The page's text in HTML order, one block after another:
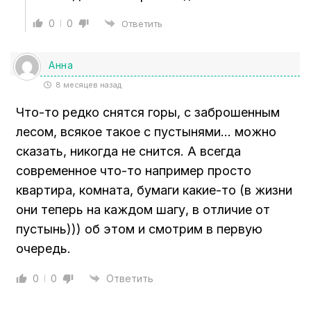
0 0 Ответить
Анна
8 месяцев назад
Что-то редко снятся горы, с заброшенным
лесом, всякое такое с пустынями… можно
сказать, никогда не снится. А всегда
современное что-то например просто
квартира, комната, бумаги какие-то (в жизни
они теперь на каждом шагу, в отличие от
пустынь))) об этом и смотрим в первую
очередь.
0 0 Ответить